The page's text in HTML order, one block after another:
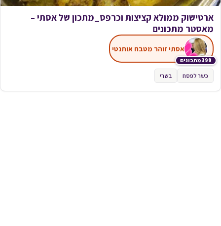
ארטישוק ממולא קציצות וכרפס_מתכון של אסתי –
מאסטר מתכונים
399 מתכונים
אסתי זוהר מטבח אותנטי
כשר לפסח בשרי